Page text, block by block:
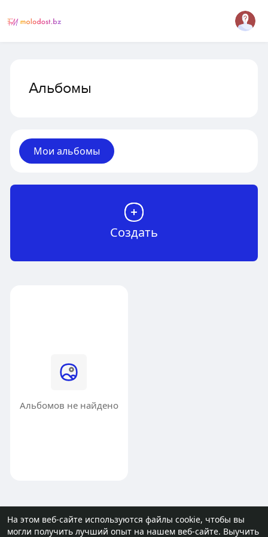
На этом веб-сайте используются файлы cookie, чтобы вы
могли получить лучший опыт на нашем веб-сайте. Выучить
Альбомы
Мои альбомы
Создать
Альбомов не найдено
© 2026 molodost.bz